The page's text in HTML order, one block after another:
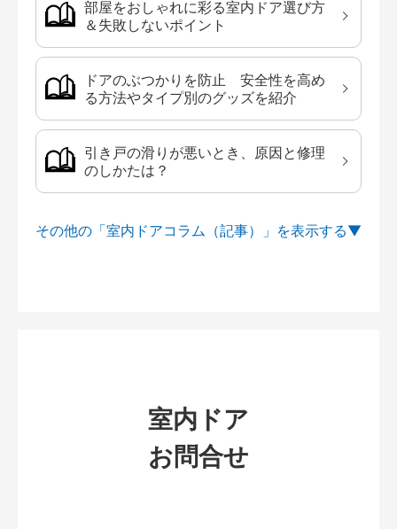
部屋をおしゃれに彩る室内ドア選び方
＆失敗しないポイント
ドアのぶつかりを防止 安全性を高め
る方法やタイプ別のグッズを紹介
引き戸の滑りが悪いとき、原因と修理
のしかたは？
その他の「室内ドアコラム（記事）」を
室内ドア
お問合せ